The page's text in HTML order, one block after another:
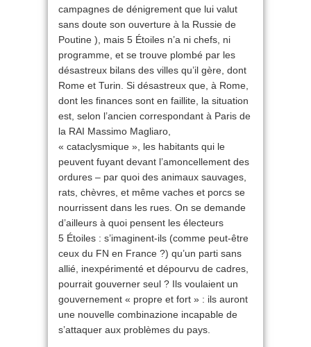
campagnes de dénigrement que lui valut
sans doute son ouverture à la Russie de
Poutine ), mais 5 Étoiles n’a ni chefs, ni
programme, et se trouve plombé par les
désastreux bilans des villes qu’il gère, dont
Rome et Turin. Si désastreux que, à Rome,
dont les finances sont en faillite, la situation
est, selon l’ancien correspondant à Paris de
la RAI Massimo Magliaro,
« cataclysmique », les habitants qui le
peuvent fuyant devant l’amoncellement des
ordures – par quoi des animaux sauvages,
rats, chèvres, et même vaches et porcs se
nourrissent dans les rues. On se demande
d’ailleurs à quoi pensent les électeurs
5 Étoiles : s’imaginent-ils (comme peut-être
ceux du FN en France ?) qu’un parti sans
allié, inexpérimenté et dépourvu de cadres,
pourrait gouverner seul ? Ils voulaient un
gouvernement « propre et fort » : ils auront
une nouvelle combinazione incapable de
s’attaquer aux problèmes du pays.